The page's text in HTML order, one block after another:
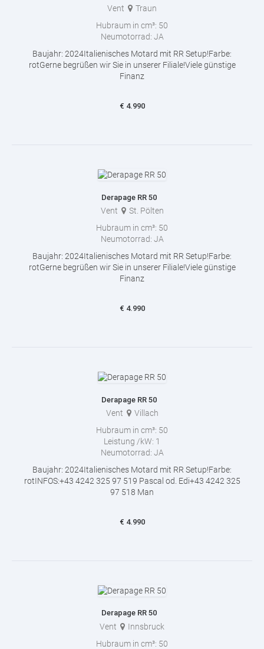
Vent
Traun
Hubraum in cm³: 50
Neumotorrad: JA
Baujahr: 2024Italienisches Motard mit RR Setup!Farbe:
rotGerne begrüßen wir Sie in unserer Filiale!Viele günstige
Finanz
€ 4.990
Derapage RR 50
Vent
St. Pölten
Hubraum in cm³: 50
Neumotorrad: JA
Baujahr: 2024Italienisches Motard mit RR Setup!Farbe:
rotGerne begrüßen wir Sie in unserer Filiale!Viele günstige
Finanz
€ 4.990
Derapage RR 50
Vent
Villach
Hubraum in cm³: 50
Leistung /kW: 1
Neumotorrad: JA
Baujahr: 2024Italienisches Motard mit RR Setup!Farbe:
rotINFOS:+43 4242 325 97 519 Pascal od. Edi+43 4242 325
97 518 Man
€ 4.990
Derapage RR 50
Vent
Innsbruck
Hubraum in cm³: 50